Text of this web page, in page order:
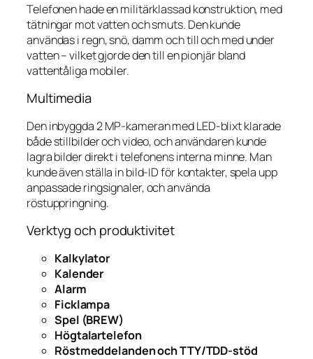
Telefonen hade en militärklassad konstruktion, med
tätningar mot vatten och smuts. Den kunde
användas i regn, snö, damm och till och med under
vatten – vilket gjorde den till en pionjär bland
vattentåliga mobiler.
Multimedia
Den inbyggda 2 MP-kameran med LED-blixt klarade
både stillbilder och video, och användaren kunde
lagra bilder direkt i telefonens interna minne. Man
kunde även ställa in bild-ID för kontakter, spela upp
anpassade ringsignaler, och använda
röstuppringning.
Verktyg och produktivitet
Kalkylator
Kalender
Alarm
Ficklampa
Spel (BREW)
Högtalartelefon
Röstmeddelanden och TTY/TDD-stöd